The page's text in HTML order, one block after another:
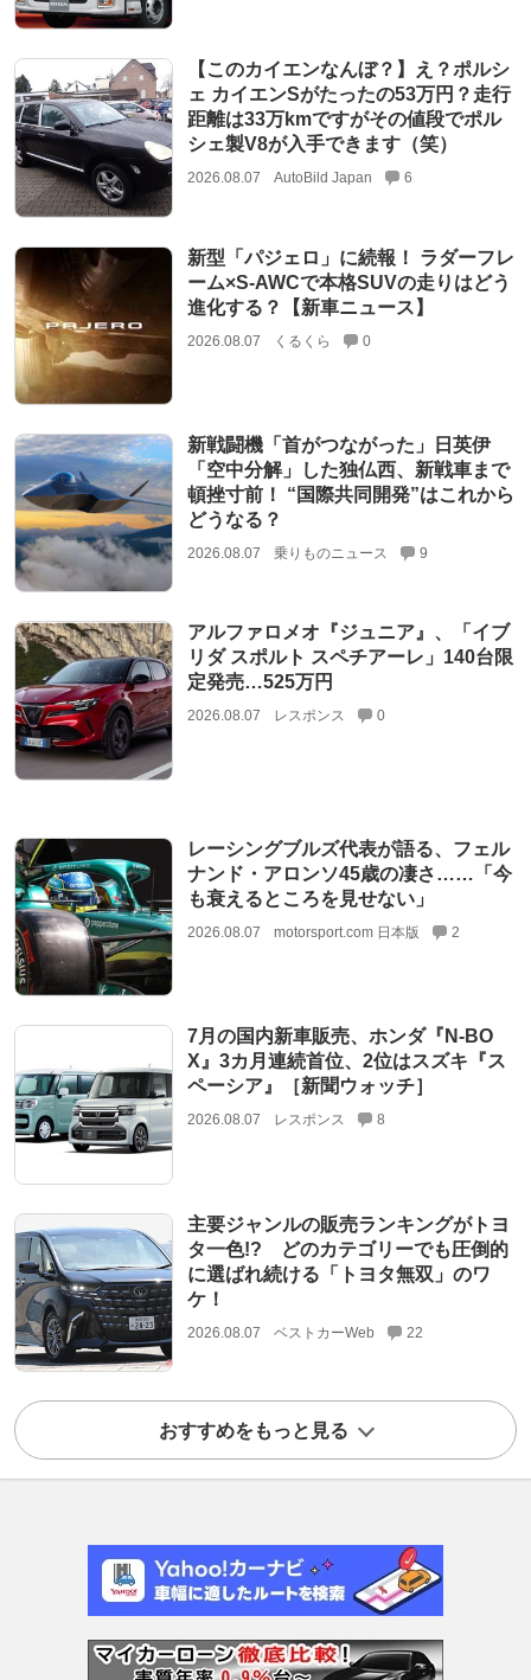
【このカイエンなんぼ？】え？ポルシ
ェ カイエンSがたったの53万円？走行
距離は33万kmですがその値段でポル
シェ製V8が入手できます（笑）
2026.08.07 AutoBild Japan 6
新型「パジェロ」に続報！ ラダーフレ
ーム×S-AWCで本格SUVの走りはどう
進化する？【新車ニュース】
2026.08.07 くるくら 0
新戦闘機「首がつながった」日英伊
「空中分解」した独仏西、新戦車まで
頓挫寸前！ “国際共同開発”はこれから
どうなる？
2026.08.07 乗りものニュース 9
アルファロメオ『ジュニア』、「イブ
リダ スポルト スペチアーレ」140台限
定発売…525万円
2026.08.07 レスポンス 0
レーシングブルズ代表が語る、フェル
ナンド・アロンソ45歳の凄さ……「今
も衰えるところを見せない」
2026.08.07 motorsport.com 日本版 2
7月の国内新車販売、ホンダ『N-BO
X』3カ月連続首位、2位はスズキ『ス
ペーシア』［新聞ウォッチ］
2026.08.07 レスポンス 8
主要ジャンルの販売ランキングがトヨ
タ一色!? どのカテゴリーでも圧倒的
に選ばれ続ける「トヨタ無双」のワ
ケ！
2026.08.07 ベストカーWeb 22
おすすめをもっと見る